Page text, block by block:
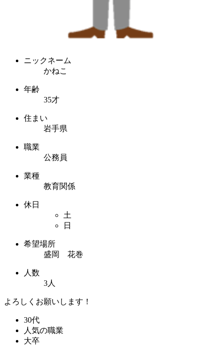
ニックネーム
かねこ
年齢
35才
住まい
岩手県
職業
公務員
業種
教育関係
休日
土
日
希望場所
盛岡 花巻
人数
3人
よろしくお願いします！
30代
人気の職業
大卒